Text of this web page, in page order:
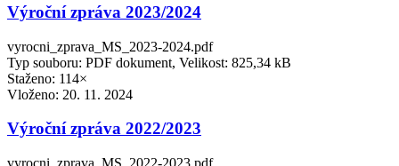
Výroční zpráva 2023/2024
vyrocni_zprava_MS_2023-2024.pdf
Typ souboru: PDF dokument, Velikost: 825,34 kB
Staženo: 114×
Vloženo: 20. 11. 2024
Výroční zpráva 2022/2023